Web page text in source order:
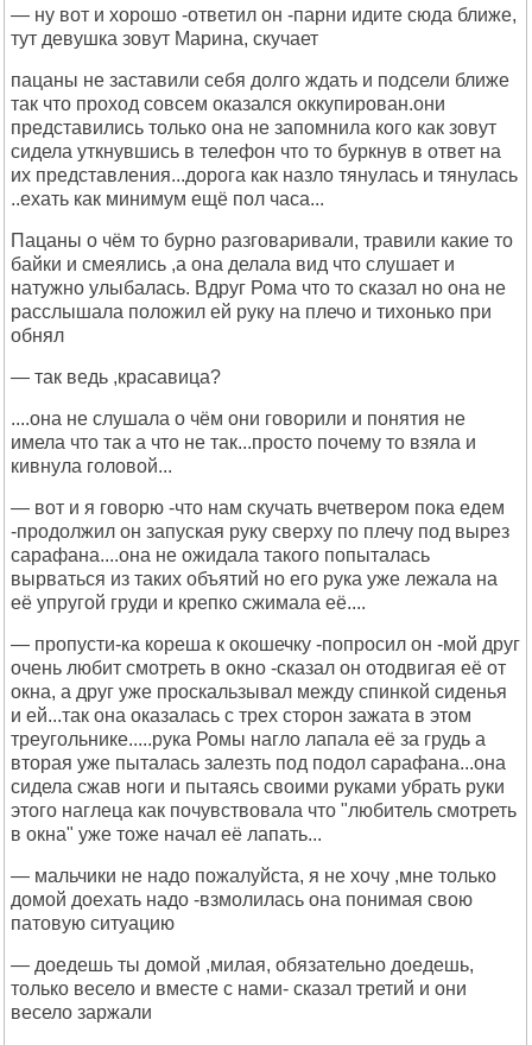
— ну вот и хорошо -ответил он -парни идите сюда ближе,
тут девушка зовут Марина, скучает
пацаны не заставили себя долго ждать и подсели ближе
так что проход совсем оказался оккупирован.они
представились только она не запомнила кого как зовут
сидела уткнувшись в телефон что то буркнув в ответ на
их представления...дорога как назло тянулась и тянулась
..ехать как минимум ещё пол часа...
Пацаны о чём то бурно разговаривали, травили какие то
байки и смеялись ,а она делала вид что слушает и
натужно улыбалась. Вдруг Рома что то сказал но она не
расслышала положил ей руку на плечо и тихонько при
обнял
— так ведь ,красавица?
....она не слушала о чём они говорили и понятия не
имела что так а что не так...просто почему то взяла и
кивнула головой...
— вот и я говорю -что нам скучать вчетвером пока едем
-продолжил он запуская руку сверху по плечу под вырез
сарафана....она не ожидала такого попыталась
вырваться из таких объятий но его рука уже лежала на
её упругой груди и крепко сжимала её....
— пропусти-ка кореша к окошечку -попросил он -мой друг
очень любит смотреть в окно -сказал он отодвигая её от
окна, а друг уже проскальзывал между спинкой сиденья
и ей...так она оказалась с трех сторон зажата в этом
треугольнике.....рука Ромы нагло лапала её за грудь а
вторая уже пыталась залезть под подол сарафана...она
сидела сжав ноги и пытаясь своими руками убрать руки
этого наглеца как почувствовала что "любитель смотреть
в окна" уже тоже начал её лапать...
— мальчики не надо пожалуйста, я не хочу ,мне только
домой доехать надо -взмолилась она понимая свою
патовую ситуацию
— доедешь ты домой ,милая, обязательно доедешь,
только весело и вместе с нами- сказал третий и они
весело заржали